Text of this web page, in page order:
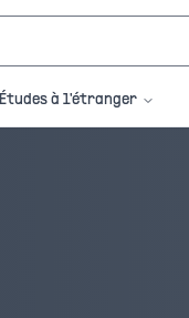
Études à l'étranger